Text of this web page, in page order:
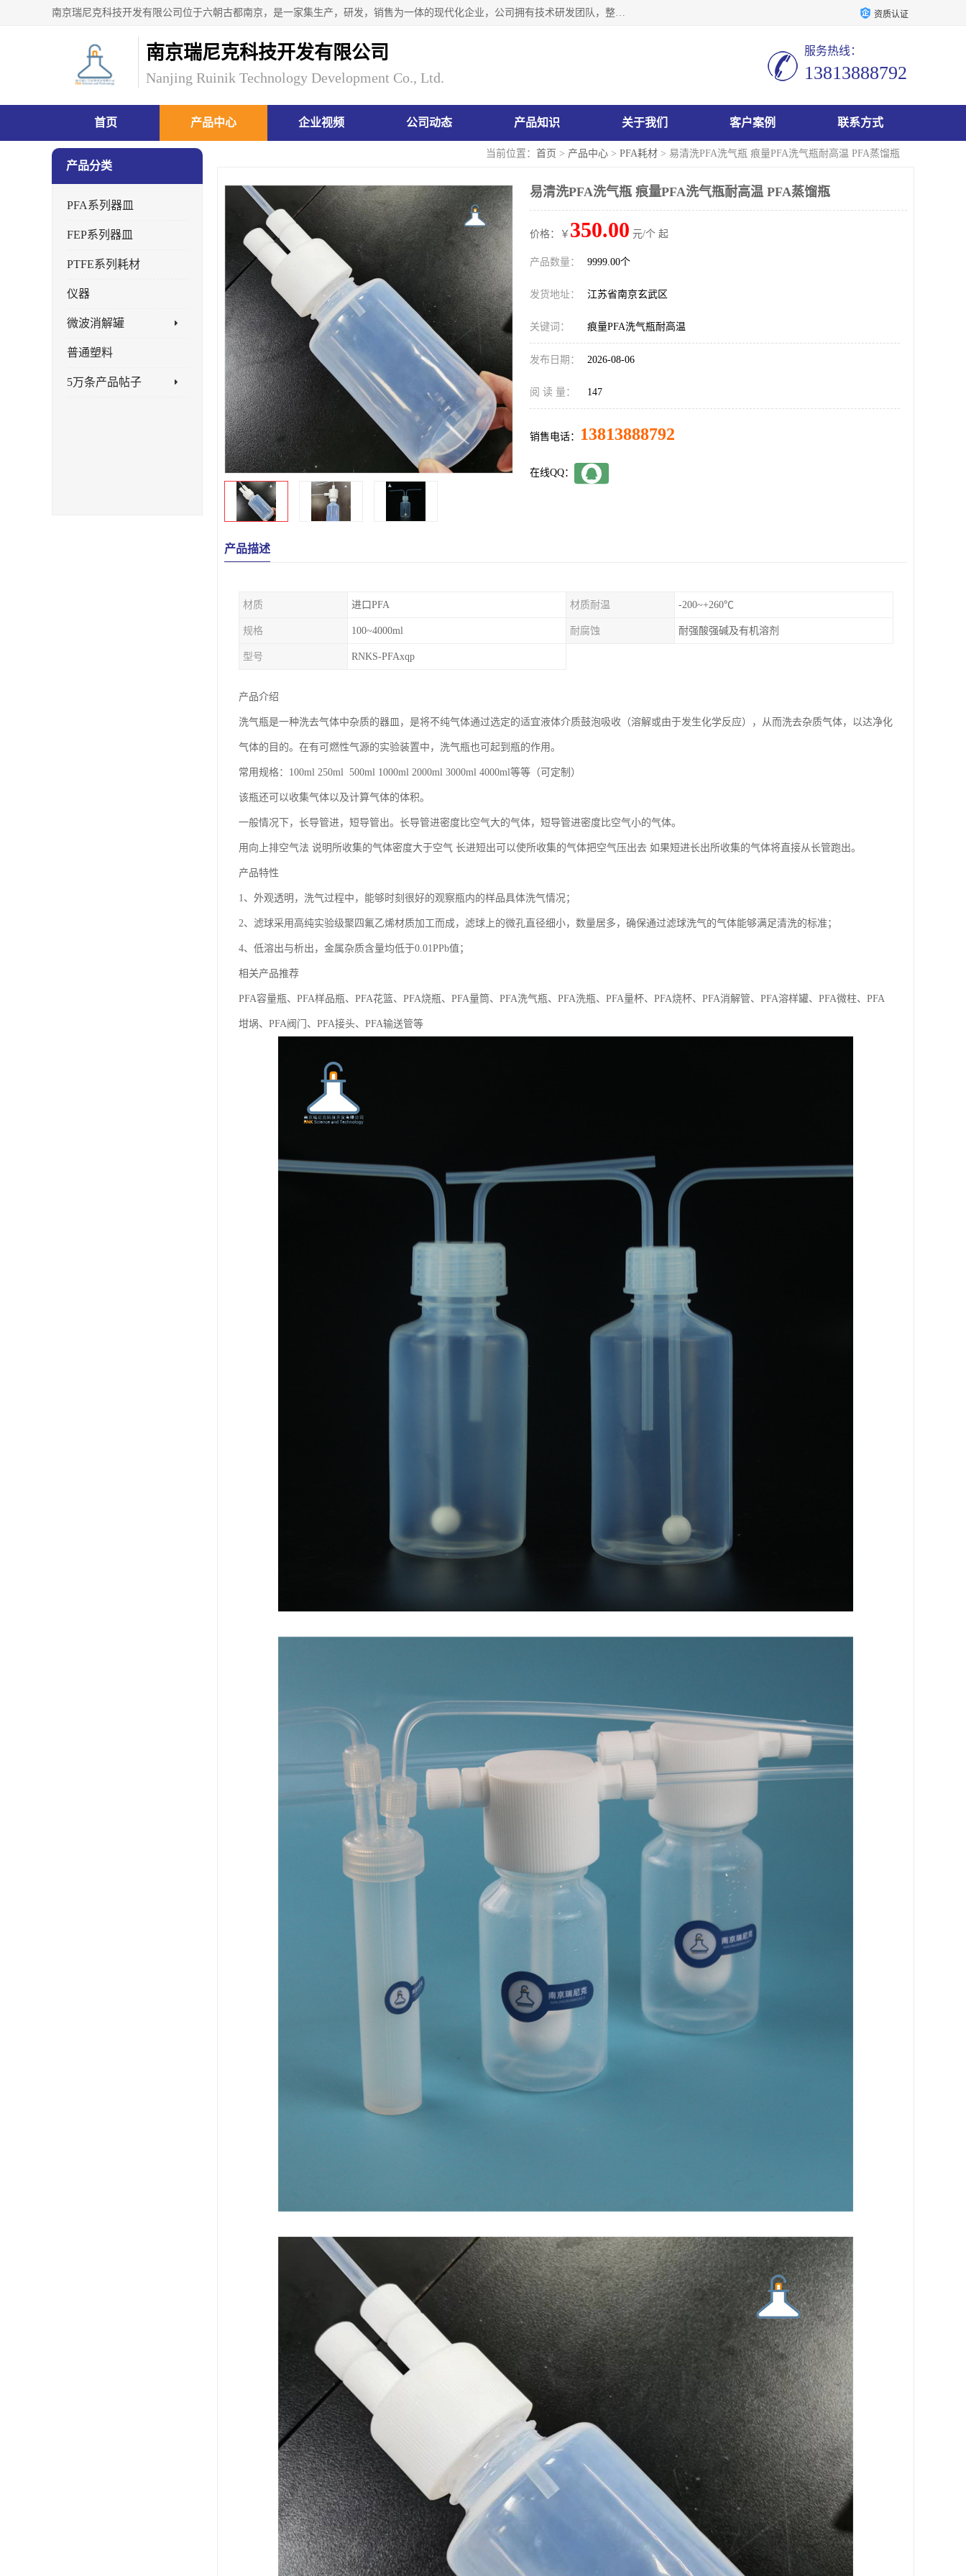
南京瑞尼克科技开发有限公司位于六朝古都南京，是一家集生产，研发，销售为一体的现代化企业，公司拥有技术研发团队，整洁明亮的厂房及的技术仪器设备，技术力量雄厚。公司长久以来一直坚持以生产研发国内完mei的痕量分析器皿为目标，客户满意的实验需求是我们永远的追求。长久以来与客户建立了良好的合作关系，在同行业中建立了自己的信誉与品牌。公司将一如既往的奋进不息，为客户带来为舒心的服务！ 资质认证
南京瑞尼克科技开发有限公司
Nanjing Ruinik Technology Development Co., Ltd.
服务热线：
13813888792
首页 产品中心 企业视频 公司动态 产品知识 关于我们 客户案例 联系方式
当前位置： 首页 > 产品中心 > PFA耗材 > 易清洗PFA洗气瓶 痕量PFA洗气瓶耐高温 PFA蒸馏瓶
产品分类
PFA系列器皿
FEP系列器皿
PTFE系列耗材
仪器
微波消解罐
普通塑料
5万条产品帖子
易清洗PFA洗气瓶 痕量PFA洗气瓶耐高温 PFA蒸馏瓶
价格：￥ 350.00 元/个 起
产品数量： 9999.00个
发货地址： 江苏省南京玄武区
关键词： 痕量PFA洗气瓶耐高温
发布日期： 2026-08-06
阅 读 量： 147
销售电话： 13813888792
在线QQ：
产品描述
材质 进口PFA 材质耐温 -200~+260℃
规格 100~4000ml 耐腐蚀 耐强酸强碱及有机溶剂
型号 RNKS-PFAxqp
产品介绍
洗气瓶是一种洗去气体中杂质的器皿，是将不纯气体通过选定的适宜液体介质鼓泡吸收（溶解或由于发生化学反应），从而洗去杂质气体，以达净化
气体的目的。在有可燃性气源的实验装置中，洗气瓶也可起到瓶的作用。
常用规格：100ml 250ml 500ml 1000ml 2000ml 3000ml 4000ml等等（可定制）
该瓶还可以收集气体以及计算气体的体积。
一般情况下，长导管进，短导管出。长导管进密度比空气大的气体，短导管进密度比空气小的气体。
用向上排空气法 说明所收集的气体密度大于空气 长进短出可以使所收集的气体把空气压出去 如果短进长出所收集的气体将直接从长管跑出。
产品特性
1、外观透明，洗气过程中，能够时刻很好的观察瓶内的样品具体洗气情况；
2、滤球采用高纯实验级聚四氟乙烯材质加工而成，滤球上的微孔直径细小，数量居多，确保通过滤球洗气的气体能够满足清洗的标准；
4、低溶出与析出，金属杂质含量均低于0.01PPb值；
相关产品推荐
PFA容量瓶、PFA样品瓶、PFA花篮、PFA烧瓶、PFA量筒、PFA洗气瓶、PFA洗瓶、PFA量杯、PFA烧杯、PFA消解管、PFA溶样罐、PFA微柱、PFA
坩埚、PFA阀门、PFA接头、PFA输送管等